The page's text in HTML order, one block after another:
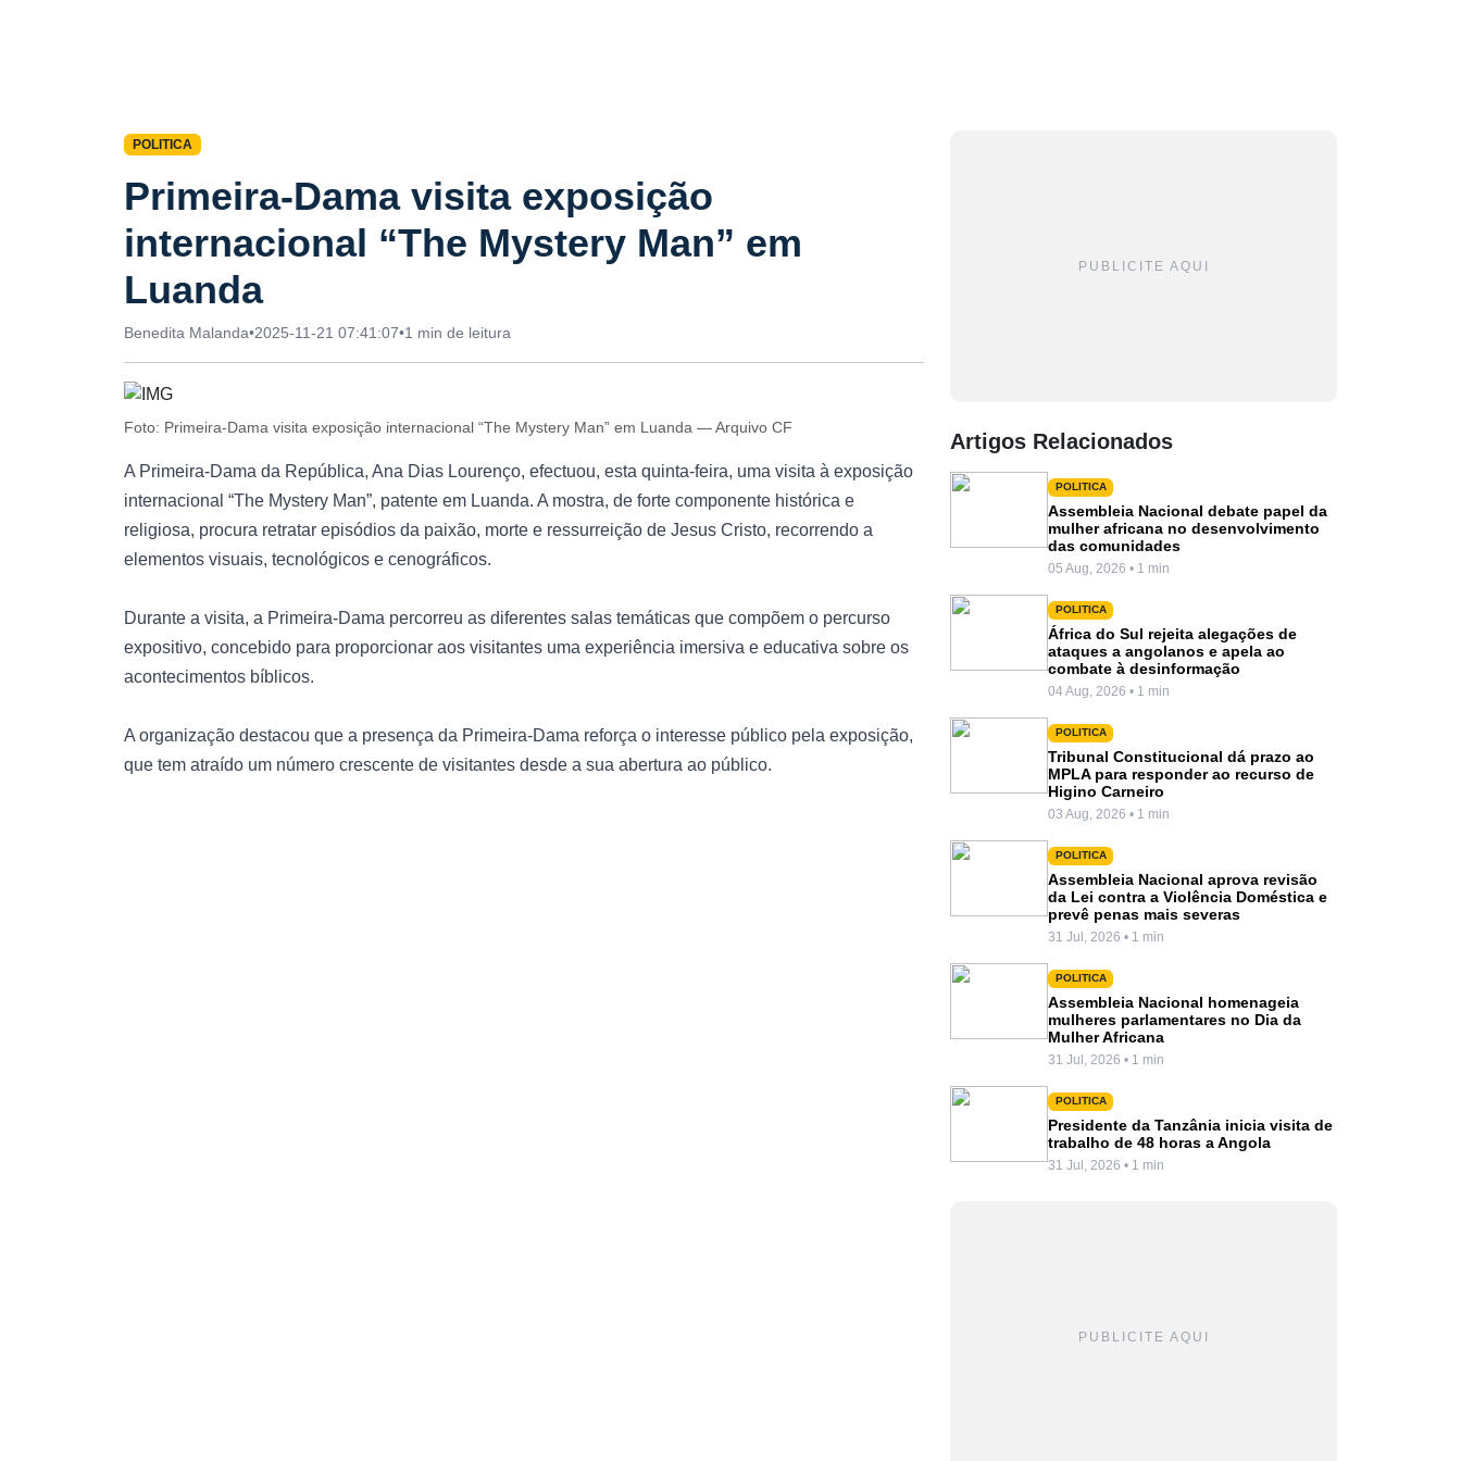
POLITICA
Primeira-Dama visita exposição
internacional “The Mystery Man” em
Luanda
Benedita Malanda•2025-11-21 07:41:07•1 min de leitura
Foto: Primeira-Dama visita exposição internacional “The Mystery Man” em Luanda — Arquivo CF
A Primeira-Dama da República, Ana Dias Lourenço, efectuou, esta quinta-feira, uma visita à exposição
internacional “The Mystery Man”, patente em Luanda. A mostra, de forte componente histórica e
religiosa, procura retratar episódios da paixão, morte e ressurreição de Jesus Cristo, recorrendo a
elementos visuais, tecnológicos e cenográficos.
Durante a visita, a Primeira-Dama percorreu as diferentes salas temáticas que compõem o percurso
expositivo, concebido para proporcionar aos visitantes uma experiência imersiva e educativa sobre os
acontecimentos bíblicos.
A organização destacou que a presença da Primeira-Dama reforça o interesse público pela exposição,
que tem atraído um número crescente de visitantes desde a sua abertura ao público.
PUBLICITE AQUI
Artigos Relacionados
POLITICA
Assembleia Nacional debate papel da
mulher africana no desenvolvimento
das comunidades
05 Aug, 2026 • 1 min
POLITICA
África do Sul rejeita alegações de
ataques a angolanos e apela ao
combate à desinformação
04 Aug, 2026 • 1 min
POLITICA
Tribunal Constitucional dá prazo ao
MPLA para responder ao recurso de
Higino Carneiro
03 Aug, 2026 • 1 min
POLITICA
Assembleia Nacional aprova revisão
da Lei contra a Violência Doméstica e
prevê penas mais severas
31 Jul, 2026 • 1 min
POLITICA
Assembleia Nacional homenageia
mulheres parlamentares no Dia da
Mulher Africana
31 Jul, 2026 • 1 min
POLITICA
Presidente da Tanzânia inicia visita de
trabalho de 48 horas a Angola
31 Jul, 2026 • 1 min
PUBLICITE AQUI